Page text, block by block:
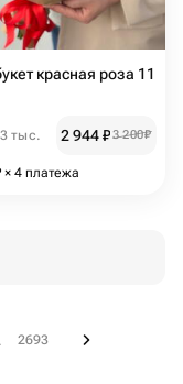
красная роза 11
3 тыс. 2 944₽3 200₽
× 4 платежа
2693